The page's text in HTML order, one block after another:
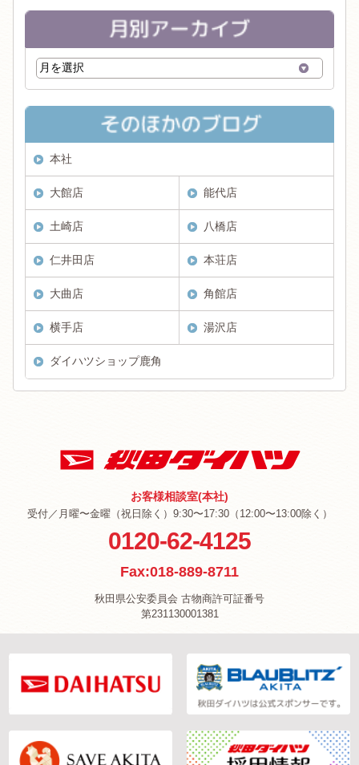
本社
大館店 能代店
土崎店 八橋店
仁井田店 本荘店
大曲店 角館店
横手店 湯沢店
ダイハツショップ鹿角
お客様相談室(本社)
受付／月曜〜金曜（祝日除く）9:30〜17:30（12:00〜13:00除く）
0120-62-4125
Fax:018-889-8711
秋田県公安委員会 古物商許可証番号
第231130001381